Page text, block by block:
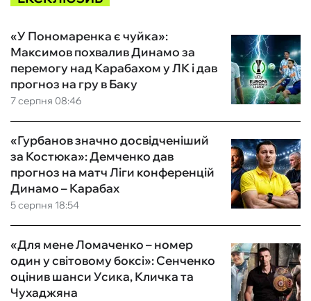
7 серпня 08:46
«У Пономаренка є чуйка»:
Максимов похвалив Динамо за
перемогу над Карабахом у ЛК і дав
прогноз на гру в Баку
5 серпня 18:54
«Гурбанов значно досвідченіший
за Костюка»: Демченко дав
прогноз на матч Ліги конференцій
Динамо – Карабах
«Для мене Ломаченко – номер
один у світовому боксі»: Сенченко
оцінив шанси Усика, Кличка та
Чухаджяна